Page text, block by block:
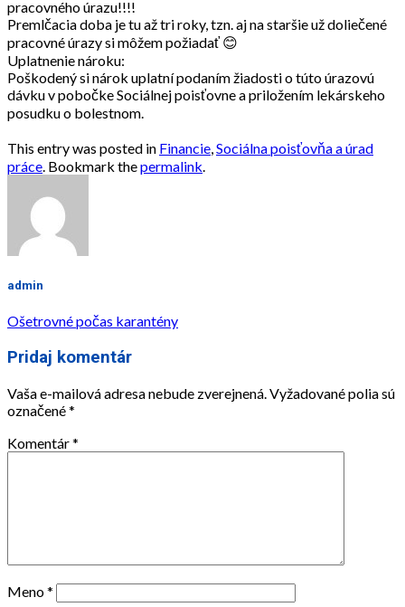
pracovného úrazu!!!!
Premlčacia doba je tu až tri roky, tzn. aj na staršie už doliečené
pracovné úrazy si môžem požiadať😊
Uplatnenie nároku:
Poškodený si nárok uplatní podaním žiadosti o túto úrazovú
dávku v pobočke Sociálnej poisťovne a priložením lekárskeho
posudku o bolestnom.
This entry was posted in Financie,Sociálna poisťovňa a úrad
práce. Bookmark thepermalink.
admin
Ošetrovné počas karantény
Pridaj komentár
Vaša e-mailová adresa nebude zverejnená. Vyžadované polia sú
označené*
Komentár*
Meno*